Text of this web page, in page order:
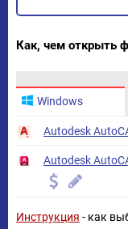
Как, чем открыть
Windows
Autodesk
Autodesk
Инструкция - как